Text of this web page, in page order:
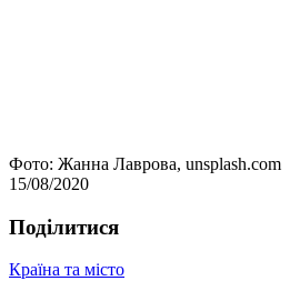
Фото: Жанна Лаврова, unsplash.com
15/08/2020
Подiлитися
Країна та місто